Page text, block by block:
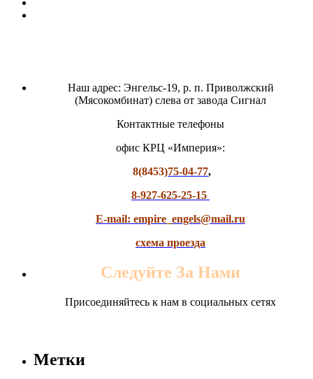
Наш адрес: Энгельс-19, р. п. Приволжский
(Мясокомбинат) слева от завода Сигнал
Контактные телефоны
офис КРЦ «Империя»:
8(8453)75-04-77,
8-927-625-25-15
E-mail: empire_engels@mail.ru
схема проезда
Следуйте За Нами
Присоединяйтесь к нам в социальных сетях
Метки